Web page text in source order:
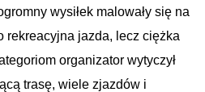
wysiłek malowały się na
rekreacyjna jazda, lecz ciężka
organizator wytyczył
trasę, wiele zjazdów i